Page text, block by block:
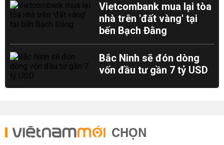
Vietcombank mua lại tòa
nhà trên 'đất vàng' tại
bến Bạch Đằng
Bắc Ninh sẽ đón dòng
vốn đầu tư gần 7 tỷ USD
CHỌN